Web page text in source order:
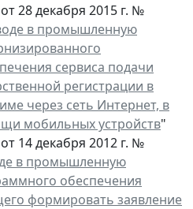
28 декабря 2015 г. №
в промышленную
сервиса подачи
регистрации в
через сеть Интернет, в
мобильных устройств"
14 декабря 2012 г. №
в промышленную
обеспечения
формировать заявление